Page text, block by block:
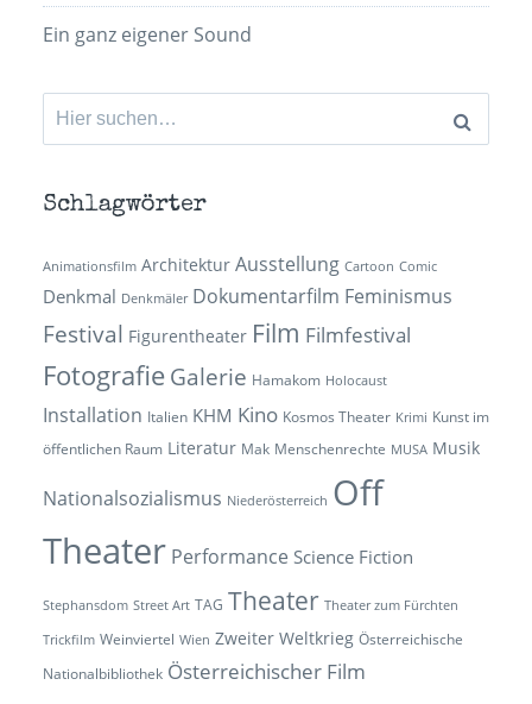
Ein ganz eigener Sound
Suchen
nach:
Schlagwörter
Animationsfilm Architektur Ausstellung Cartoon Comic
Denkmal Denkmäler Dokumentarfilm Feminismus
Festival Figurentheater Film Filmfestival
Fotografie Galerie Hamakom Holocaust
Installation Italien KHM Kino Kosmos Theater Krimi Kunst im
öffentlichen Raum Literatur Mak Menschenrechte MUSA Musik
Nationalsozialismus Niederösterreich Off
Theater Performance Science Fiction
Stephansdom Street Art TAG Theater Theater zum Fürchten
Trickfilm Weinviertel Wien Zweiter Weltkrieg Österreichische
Nationalbibliothek Österreichischer Film